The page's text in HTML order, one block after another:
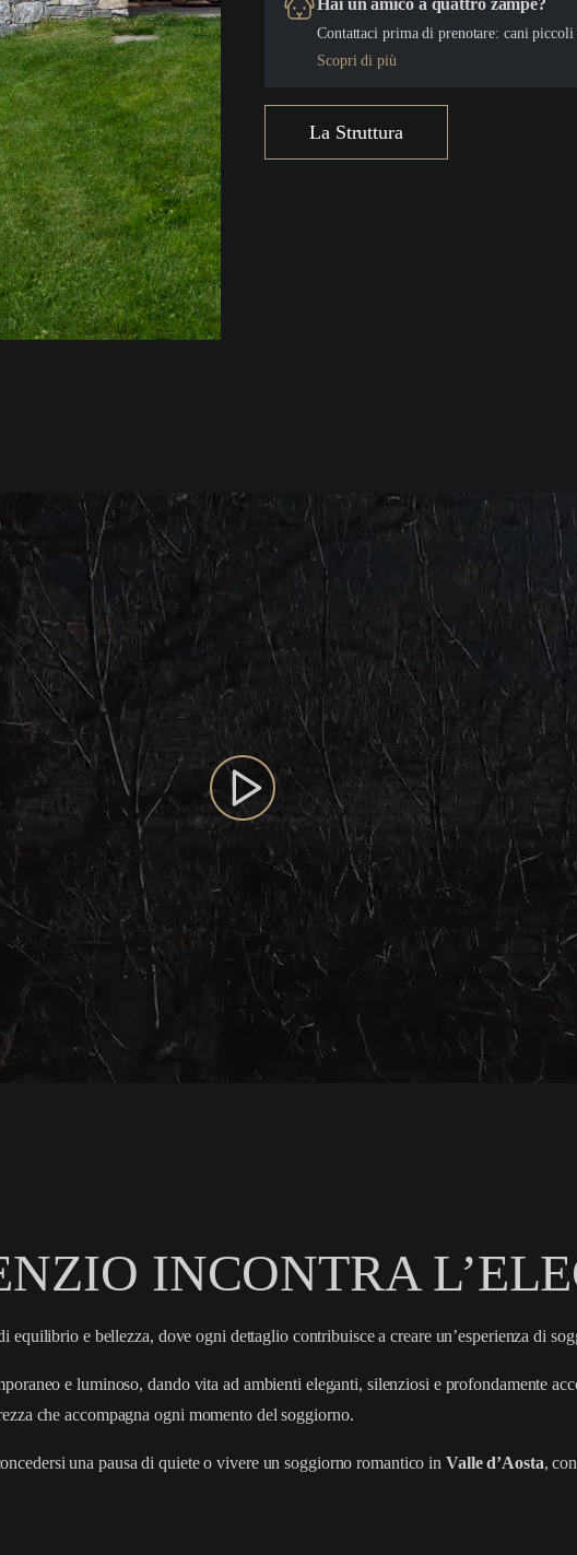
Hai un amico a quattro zampe?
Contattaci prima di prenotare: cani
Scopri di più
La Struttura
INCONTRA
e bellezza, dove ogni dettaglio contribuisce a creare un’esperienza di
e luminoso, dando vita ad ambienti eleganti, silenziosi e profondamente
che accompagna ogni momento del soggiorno.
una pausa di quiete o vivere un soggiorno romantico in Valle d’Aosta,